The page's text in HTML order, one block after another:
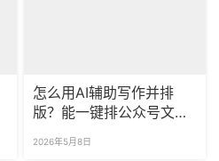
怎么用AI辅助写作并排
版？能一键排公众号文章
2026年5月8日